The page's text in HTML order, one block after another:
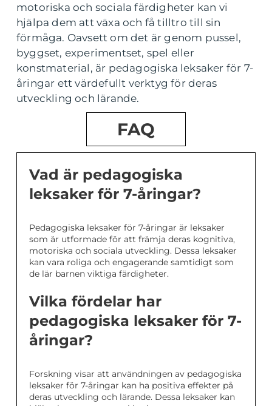
motoriska och sociala färdigheter kan vi
hjälpa dem att växa och få tilltro till sin
förmåga. Oavsett om det är genom pussel,
byggset, experimentset, spel eller
konstmaterial, är pedagogiska leksaker för 7-
åringar ett värdefullt verktyg för deras
utveckling och lärande.
FAQ
Vad är pedagogiska
leksaker för 7-åringar?
Pedagogiska leksaker för 7-åringar är leksaker
som är utformade för att främja deras kognitiva,
motoriska och sociala utveckling. Dessa leksaker
kan vara roliga och engagerande samtidigt som
de lär barnen viktiga färdigheter.
Vilka fördelar har
pedagogiska leksaker för 7-
åringar?
Forskning visar att användningen av pedagogiska
leksaker för 7-åringar kan ha positiva effekter på
deras utveckling och lärande. Dessa leksaker kan